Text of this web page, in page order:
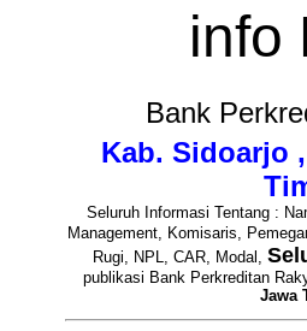
info
Bank
Kab. Sidoarjo
Seluruh Informasi Tentang :
Management, Komisaris,
Rugi, NPL, CAR, Modal,
publikasi Bank Perkreditan
Jawa